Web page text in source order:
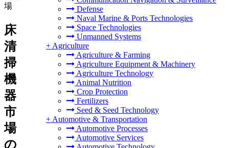
Defense
Naval Marine & Ports Technologies
Space Technologies
Unmanned Systems
+ Agriculture
Agriculture & Farming
Agriculture Equipment & Machinery
Agriculture Technology
Animal Nutrition
Crop Protection
Fertilizers
Seed & Seed Technology
+ Automotive & Transportation
Automotive Processes
Automotive Services
場
床
清
掃
機
器
市
場
の